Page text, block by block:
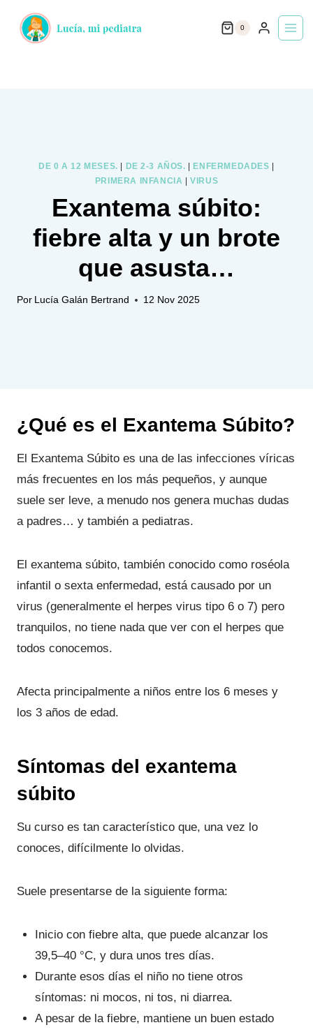
0
DE 0 A 12 MESES. DE 2-3 AÑOS. ENFERMEDADES
PRIMERA INFANCIA |VIRUS
Exantema súbito:
fiebre alta y un brote
que asusta…
Por Lucía Galán Bertrand 12 Nov 2025
¿Qué es el Exantema Súbito?
El Exantema Súbito es una de las infecciones víricas
más frecuentes en los más pequeños, y aunque
suele ser leve, a menudo nos genera muchas dudas
a padres… y también a pediatras.
El exantema súbito, también conocido como roséola
infantil o sexta enfermedad, está causado por un
virus (generalmente el herpes virus tipo 6 o 7) pero
tranquilos, no tiene nada que ver con el herpes que
todos conocemos.
Afecta principalmente a niños entre los 6 meses y
los 3 años de edad.
Síntomas del exantema
súbito
Su curso es tan característico que, una vez lo
conoces, difícilmente lo olvidas.
Suele presentarse de la siguiente forma:
Inicio con fiebre alta, que puede alcanzar los
39,5–40 °C, y dura unos tres días.
Durante esos días el niño no tiene otros
síntomas: ni mocos, ni tos, ni diarrea.
A pesar de la fiebre, mantiene un buen estado